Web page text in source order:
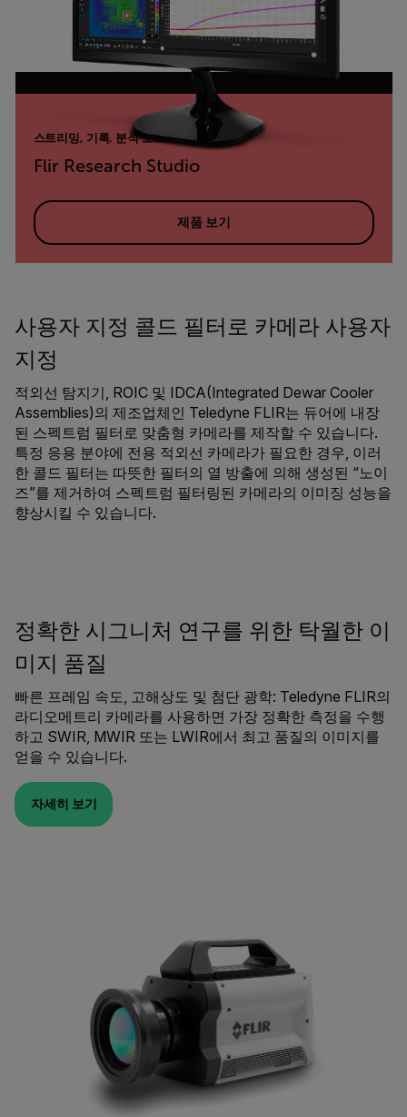
스트리밍, 기록, 분석 소프트웨어
Flir Research Studio
제품 보기
사용자 지정 콜드 필터로 카메라 사용자
지정
적외선 탐지기, ROIC 및 IDCA(Integrated Dewar Cooler
Assemblies)의 제조업체인 Teledyne FLIR는 듀어에 내장
된 스펙트럼 필터로 맞춤형 카메라를 제작할 수 있습니다.
특정 응용 분야에 전용 적외선 카메라가 필요한 경우, 이러
한 콜드 필터는 따뜻한 필터의 열 방출에 의해 생성된 “노이
즈”를 제거하여 스펙트럼 필터링된 카메라의 이미징 성능을
향상시킬 수 있습니다.
정확한 시그니처 연구를 위한 탁월한 이
미지 품질
빠른 프레임 속도, 고해상도 및 첨단 광학: Teledyne FLIR의
라디오메트리 카메라를 사용하면 가장 정확한 측정을 수행
하고 SWIR, MWIR 또는 LWIR에서 최고 품질의 이미지를
얻을 수 있습니다.
자세히 보기